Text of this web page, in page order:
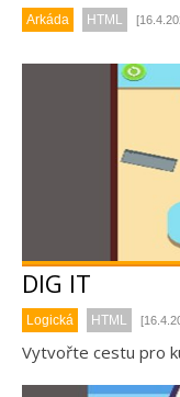
Arkáda HTML
DIG IT
Logická HTML
Vytvořte cestu pro